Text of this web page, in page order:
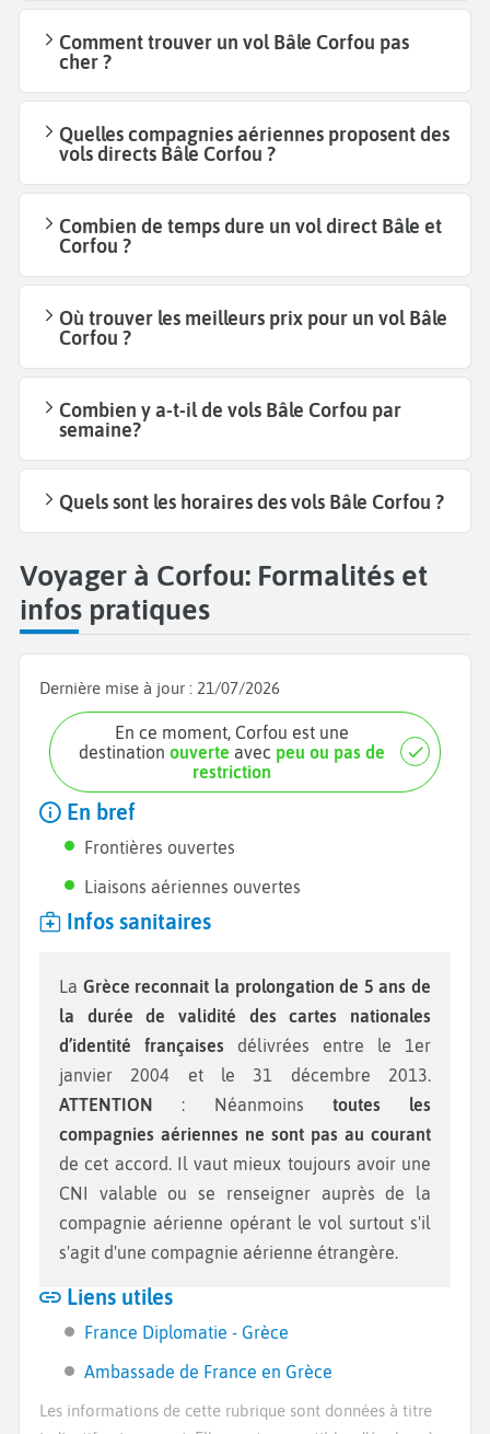
Comment trouver un vol Bâle Corfou pas
cher ?
Quelles compagnies aériennes proposent des
vols directs Bâle Corfou ?
Combien de temps dure un vol direct Bâle et
Corfou ?
Où trouver les meilleurs prix pour un vol Bâle
Corfou ?
Combien y a-t-il de vols Bâle Corfou par
semaine?
Quels sont les horaires des vols Bâle Corfou ?
Voyager à Corfou: Formalités et
infos pratiques
Dernière mise à jour : 21/07/2026
En ce moment, Corfou est une
destinationouverte avec peu ou pas de
restriction
En bref
Frontières ouvertes
Liaisons aériennes ouvertes
Infos sanitaires
La Grèce reconnait la prolongation de 5 ans de
la durée de validité des cartes nationales
d’identité françaises délivrées entre le 1er
janvier 2004 et le 31 décembre 2013.
ATTENTION : Néanmoins toutes les
compagnies aériennes ne sont pas au courant
de cet accord. Il vaut mieux toujours avoir une
CNI valable ou se renseigner auprès de la
compagnie aérienne opérant le vol surtout s'il
s'agit d'une compagnie aérienne étrangère.
Liens utiles
France Diplomatie - Grèce
Ambassade de France en Grèce
Les informations de cette rubrique sont données à titre